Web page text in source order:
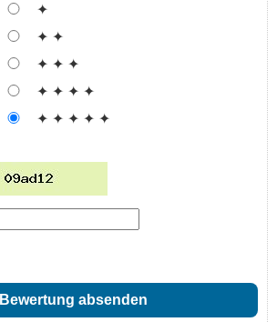
✦
✦ ✦
✦ ✦ ✦
✦ ✦ ✦ ✦
✦ ✦ ✦ ✦ ✦